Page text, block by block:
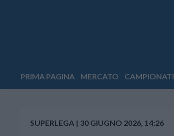
PRIMA PAGINA MERCATO CAMPIONATI
SUPERLEGA | 30 GIUGNO 2026, 14:26